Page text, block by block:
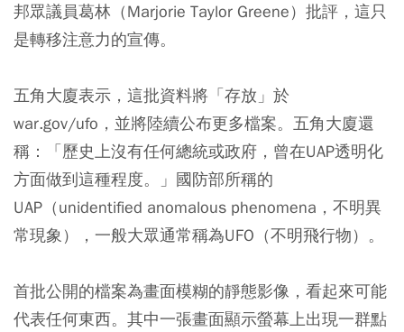
邦眾議員葛林（Marjorie Taylor Greene）批評，這只
是轉移注意力的宣傳。
五角大廈表示，這批資料將「存放」於
war.gov/ufo，並將陸續公布更多檔案。五角大廈還
稱：「歷史上沒有任何總統或政府，曾在UAP透明化
方面做到這種程度。」國防部所稱的
UAP（unidentified anomalous phenomena，不明異
常現象），一般大眾通常稱為UFO（不明飛行物）。
首批公開的檔案為畫面模糊的靜態影像，看起來可能
代表任何東西。其中一張畫面顯示螢幕上出現一群點